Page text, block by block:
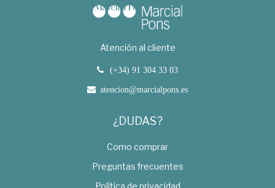
Atención al cliente
(+34) 91 304 33 03
atencion@marcialpons.es
¿DUDAS?
Como comprar
Preguntas frecuentes
Política de privacidad